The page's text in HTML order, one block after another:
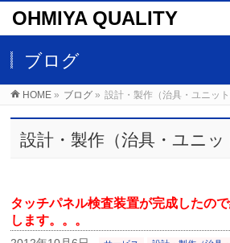
OHMIYA QUALITY
ブログ
HOME » ブログ » 設計・製作（治具・ユニット
設計・製作（治具・ユニッ
タッチパネル検査装置が完成したの
します。。。